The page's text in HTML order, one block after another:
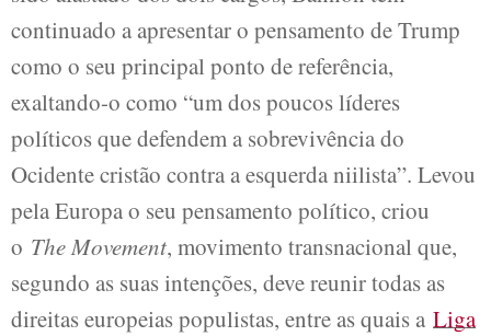
continuado a apresentar o pensamento de Trump
como o seu principal ponto de referência,
exaltando-o como “um dos poucos líderes
políticos que defendem a sobrevivência do
Ocidente cristão contra a esquerda niilista”. Levou
pela Europa o seu pensamento político, criou
o The Movement, movimento transnacional que,
segundo as suas intenções, deve reunir todas as
direitas europeias populistas, entre as quais a Liga